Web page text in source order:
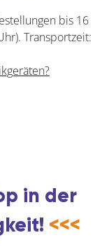
bis 16
Transportzeit:
in der
<<<